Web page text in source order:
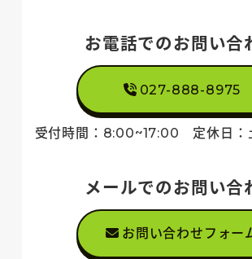
お電話でのお問い合
027-888-8975
受付時間：8:00~17:00 定休日：
メールでのお問い合
お問い合わせフォー